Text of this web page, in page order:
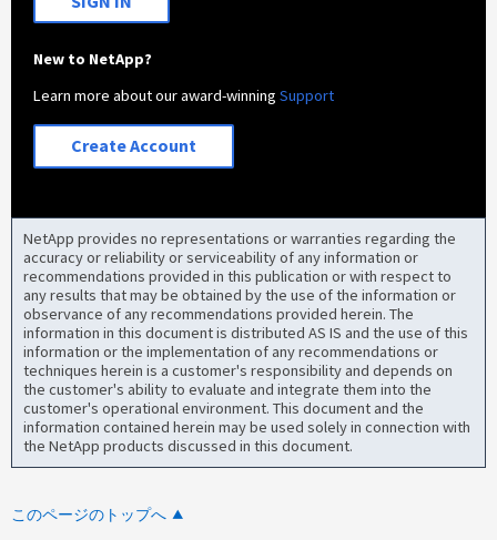
New to NetApp?
Learn more about our award-winningSupport
Create Account
NetApp provides no representations or warranties regarding the
accuracy or reliability or serviceability of any information or
recommendations provided in this publication or with respect to
any results that may be obtained by the use of the information or
observance of any recommendations provided herein. The
information in this document is distributed AS IS and the use of this
information or the implementation of any recommendations or
techniques herein is a customer's responsibility and depends on
the customer's ability to evaluate and integrate them into the
customer's operational environment. This document and the
information contained herein may be used solely in connection with
the NetApp products discussed in this document.
このページのトップへ